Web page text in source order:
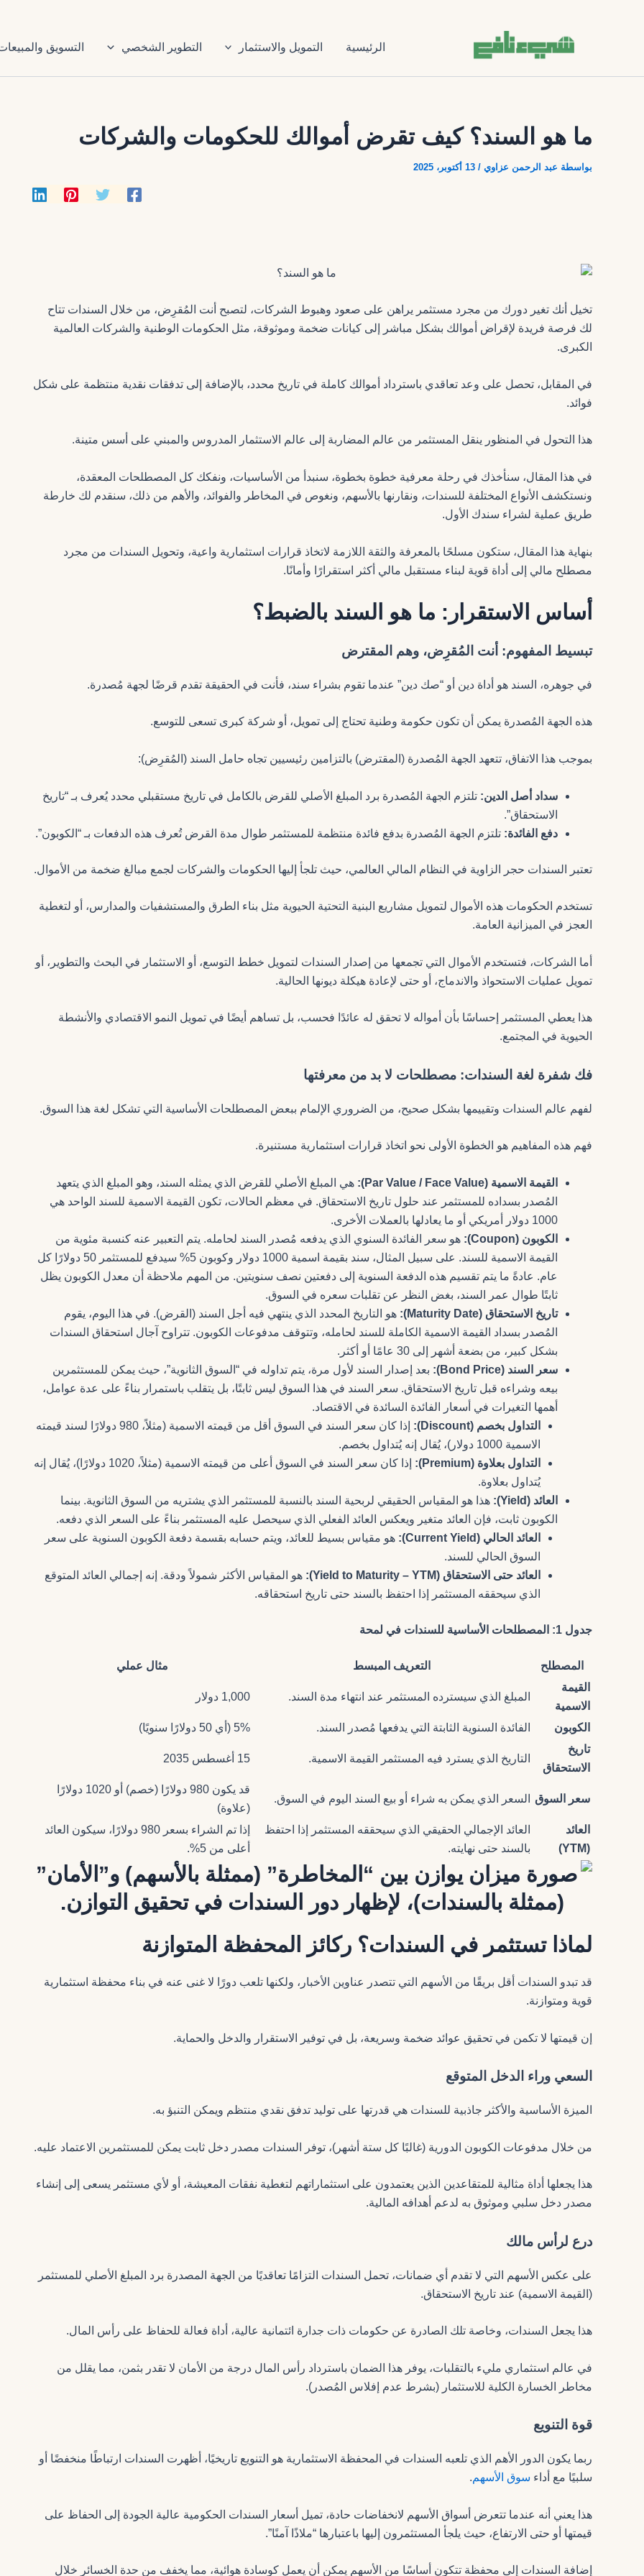
الرئيسية التمويل والاستثمار التطوير الشخصي التسويق
ما هو السند؟ كيف تقرض أموالك للحكومات والشركات
بواسطة عبد الرحمن عزاوي / 13 أكتوبر، 2025
تخيل أنك تغير دورك من مجرد مستثمر يراهن على صعود وهبوط الشركات، لتصبح أنت المُقرِض، من خلال السندات تتاح
لك فرصة فريدة لإقراض أموالك بشكل مباشر إلى كيانات ضخمة وموثوقة، مثل الحكومات الوطنية والشركات العالمية
الكبرى.
في المقابل، تحصل على وعد تعاقدي باسترداد أموالك كاملة في تاريخ محدد، بالإضافة إلى تدفقات نقدية منتظمة على شكل
فوائد.
هذا التحول في المنظور ينقل المستثمر من عالم المضاربة إلى عالم الاستثمار المدروس والمبني على أسس متينة.
في هذا المقال، سنأخذك في رحلة معرفية خطوة بخطوة، سنبدأ من الأساسيات، ونفكك كل المصطلحات المعقدة،
ونستكشف الأنواع المختلفة للسندات، ونقارنها بالأسهم، ونغوص في المخاطر والفوائد، والأهم من ذلك، سنقدم لك خارطة
طريق عملية لشراء سندك الأول.
بنهاية هذا المقال، ستكون مسلحًا بالمعرفة والثقة اللازمة لاتخاذ قرارات استثمارية واعية، وتحويل السندات من مجرد
مصطلح مالي إلى أداة قوية لبناء مستقبل مالي أكثر استقرارًا وأمانًا.
أساس الاستقرار: ما هو السند بالضبط؟
تبسيط المفهوم: أنت المُقرِض، وهم المقترض
في جوهره، السند هو أداة دين أو “صك دين” عندما تقوم بشراء سند، فأنت في الحقيقة تقدم قرضًا لجهة مُصدرة.
هذه الجهة المُصدرة يمكن أن تكون حكومة وطنية تحتاج إلى تمويل، أو شركة كبرى تسعى للتوسع.
بموجب هذا الاتفاق، تتعهد الجهة المُصدرة (المقترض) بالتزامين رئيسيين تجاه حامل السند (المُقرِض):
سداد أصل الدين: تلتزم الجهة المُصدرة برد المبلغ الأصلي للقرض بالكامل في تاريخ مستقبلي محدد يُعرف بـ “تاريخ
الاستحقاق”.
دفع الفائدة: تلتزم الجهة المُصدرة بدفع فائدة منتظمة للمستثمر طوال مدة القرض تُعرف هذه الدفعات بـ “الكوبون”.
تعتبر السندات حجر الزاوية في النظام المالي العالمي، حيث تلجأ إليها الحكومات والشركات لجمع مبالغ ضخمة من الأموال.
تستخدم الحكومات هذه الأموال لتمويل مشاريع البنية التحتية الحيوية مثل بناء الطرق والمستشفيات والمدارس، أو لتغطية
العجز في الميزانية العامة.
أما الشركات، فتستخدم الأموال التي تجمعها من إصدار السندات لتمويل خطط التوسع، أو الاستثمار في البحث والتطوير، أو
تمويل عمليات الاستحواذ والاندماج، أو حتى لإعادة هيكلة ديونها الحالية.
هذا يعطي المستثمر إحساسًا بأن أمواله لا تحقق له عائدًا فحسب، بل تساهم أيضًا في تمويل النمو الاقتصادي والأنشطة
الحيوية في المجتمع.
فك شفرة لغة السندات: مصطلحات لا بد من معرفتها
لفهم عالم السندات وتقييمها بشكل صحيح، من الضروري الإلمام ببعض المصطلحات الأساسية التي تشكل لغة هذا السوق.
فهم هذه المفاهيم هو الخطوة الأولى نحو اتخاذ قرارات استثمارية مستنيرة.
القيمة الاسمية (Par Value / Face Value):
هي المبلغ الأصلي للقرض الذي يمثله السند، وهو المبلغ الذي يتعهد
المُصدر بسداده للمستثمر عند حلول تاريخ الاستحقاق. في معظم الحالات، تكون القيمة الاسمية للسند الواحد هي
1000 دولار أمريكي أو ما يعادلها بالعملات الأخرى.
الكوبون (Coupon):
هو سعر الفائدة السنوي الذي يدفعه مُصدر السند لحامله. يتم التعبير عنه كنسبة مئوية من
القيمة الاسمية للسند. على سبيل المثال، سند بقيمة اسمية 1000 دولار وكوبون 5% سيدفع للمستثمر 50 دولارًا كل
عام. عادةً ما يتم تقسيم هذه الدفعة السنوية إلى دفعتين نصف سنويتين. من المهم ملاحظة أن معدل الكوبون يظل
ثابتًا طوال عمر السند، بغض النظر عن تقلبات سعره في السوق.
تاريخ الاستحقاق (Maturity Date):
هو التاريخ المحدد الذي ينتهي فيه أجل السند (القرض). في هذا اليوم، يقوم
المُصدر بسداد القيمة الاسمية الكاملة للسند لحامله، وتتوقف مدفوعات الكوبون. تتراوح آجال استحقاق السندات
بشكل كبير، من بضعة أشهر إلى 30 عامًا أو أكثر.
سعر السند (Bond Price):
بعد إصدار السند لأول مرة، يتم تداوله في “السوق الثانوية”، حيث يمكن للمستثمرين
بيعه وشراءه قبل تاريخ الاستحقاق. سعر السند في هذا السوق ليس ثابتًا، بل يتقلب باستمرار بناءً على عدة عوامل،
أهمها التغيرات في أسعار الفائدة السائدة في الاقتصاد.
التداول بخصم (Discount):
إذا كان سعر السند في السوق أقل من قيمته الاسمية (مثلاً، 980 دولارًا لسند قيمته
الاسمية 1000 دولار)، يُقال إنه يُتداول بخصم.
التداول بعلاوة (Premium):
إذا كان سعر السند في السوق أعلى من قيمته الاسمية (مثلاً، 1020 دولارًا)، يُقال إنه
يُتداول بعلاوة.
العائد (Yield):
هذا هو المقياس الحقيقي لربحية السند بالنسبة للمستثمر الذي يشتريه من السوق الثانوية. بينما
الكوبون ثابت، فإن العائد متغير ويعكس العائد الفعلي الذي سيحصل عليه المستثمر بناءً على السعر الذي دفعه.
العائد الحالي (Current Yield):
هو مقياس بسيط للعائد، ويتم حسابه بقسمة دفعة الكوبون السنوية على سعر
السوق الحالي للسند.
العائد حتى الاستحقاق (Yield to Maturity – YTM):
هو المقياس الأكثر شمولاً ودقة. إنه إجمالي العائد المتوقع
الذي سيحققه المستثمر إذا احتفظ بالسند حتى تاريخ استحقاقه.
جدول 1: المصطلحات الأساسية للسندات في لمحة
المصطلح التعريف المبسط
مثال عملي
القيمة
الاسمية
المبلغ الذي سيسترده المستثمر عند انتهاء مدة السند. 1,000 دولار
الكوبون الفائدة السنوية الثابتة التي يدفعها مُصدر السند.
5% (أي 50 دولارًا سنويًا)
تاريخ
الاستحقاق
التاريخ الذي يسترد فيه المستثمر القيمة الاسمية. 15 أغسطس 2035
سعر السوق السعر الذي يمكن به شراء أو بيع السند اليوم في السوق.
قد يكون 980 دولارًا (خصم) أو 1020 دولارًا
(علاوة)
العائد
(YTM)
العائد الإجمالي الحقيقي الذي سيحققه المستثمر إذا احتفظ
بالسند حتى نهايته.
إذا تم الشراء بسعر 980 دولارًا، سيكون العائد
أعلى من 5%.
لماذا تستثمر في السندات؟ ركائز المحفظة المتوازنة
قد تبدو السندات أقل بريقًا من الأسهم التي تتصدر عناوين الأخبار، ولكنها تلعب دورًا لا غنى عنه في بناء محفظة استثمارية
قوية ومتوازنة.
إن قيمتها لا تكمن في تحقيق عوائد ضخمة وسريعة، بل في توفير الاستقرار والدخل والحماية.
السعي وراء الدخل المتوقع
الميزة الأساسية والأكثر جاذبية للسندات هي قدرتها على توليد تدفق نقدي منتظم ويمكن التنبؤ به.
من خلال مدفوعات الكوبون الدورية (غالبًا كل ستة أشهر)، توفر السندات مصدر دخل ثابت يمكن للمستثمرين الاعتماد عليه.
هذا يجعلها أداة مثالية للمتقاعدين الذين يعتمدون على استثماراتهم لتغطية نفقات المعيشة، أو لأي مستثمر يسعى إلى إنشاء
مصدر دخل سلبي وموثوق به لدعم أهدافه المالية.
درع لرأس مالك
على عكس الأسهم التي لا تقدم أي ضمانات، تحمل السندات التزامًا تعاقديًا من الجهة المصدرة برد المبلغ الأصلي للمستثمر
(القيمة الاسمية) عند تاريخ الاستحقاق.
هذا يجعل السندات، وخاصة تلك الصادرة عن حكومات ذات جدارة ائتمانية عالية، أداة فعالة للحفاظ على رأس المال.
في عالم استثماري مليء بالتقلبات، يوفر هذا الضمان باسترداد رأس المال درجة من الأمان لا تقدر بثمن، مما يقلل من
مخاطر الخسارة الكلية للاستثمار (بشرط عدم إفلاس المُصدر).
قوة التنويع
ربما يكون الدور الأهم الذي تلعبه السندات في المحفظة الاستثمارية هو التنويع تاريخيًا، أظهرت السندات ارتباطًا منخفضًا أو
سلبيًا مع أداء سوق الأسهم.
هذا يعني أنه عندما تتعرض أسواق الأسهم لانخفاضات حادة، تميل أسعار السندات الحكومية عالية الجودة إلى الحفاظ على
قيمتها أو حتى الارتفاع، حيث يلجأ المستثمرون إليها باعتبارها “ملاذًا آمنًا”.
إضافة السندات إلى محفظة تتكون أساسًا من الأسهم يمكن أن يعمل كوسادة هوائية، مما يخفف من حدة الخسائر خلال